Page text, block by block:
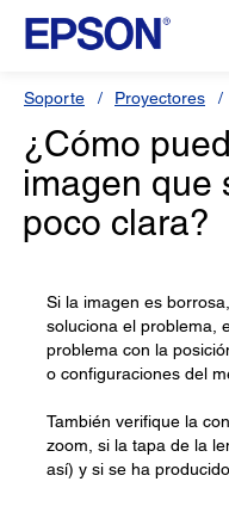
Soporte Proyectores
¿Cómo
imagen que
poco clara?
Si la imagen es
soluciona el problema,
problema con la
o configuraciones del
También verifique la
zoom, si la tapa de la
así) y si se ha